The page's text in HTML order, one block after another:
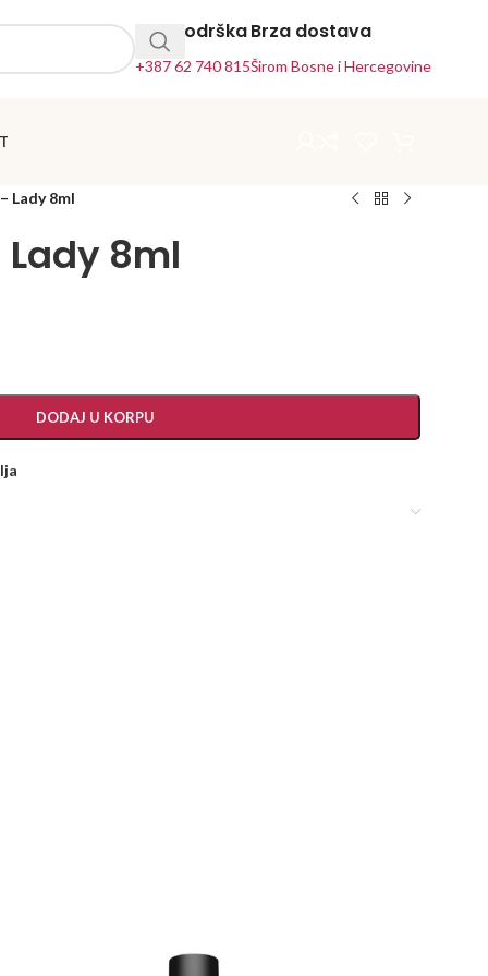
24h Podrška
+387 62 740 815
Brza dostava
Širom Bosne i Hercegovine
Lady 8ml
8ml
DODAJ U KORPU